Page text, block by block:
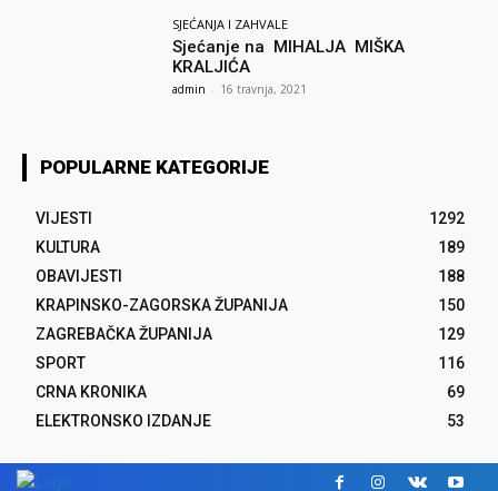
SJEĆANJA I ZAHVALE
Sjećanje na MIHALJA MIŠKA
KRALJIĆA
admin - 16 travnja, 2021
POPULARNE KATEGORIJE
VIJESTI
1292
KULTURA
189
OBAVIJESTI
188
KRAPINSKO-ZAGORSKA ŽUPANIJA
150
ZAGREBAČKA ŽUPANIJA
129
SPORT
116
CRNA KRONIKA
69
ELEKTRONSKO IZDANJE
53